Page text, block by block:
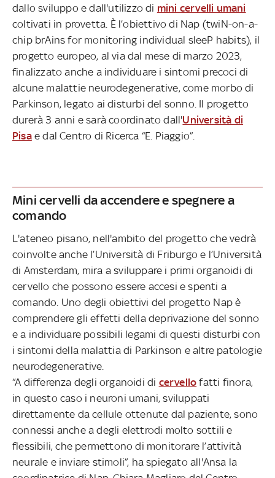
dallo sviluppo e dall'utilizzo di mini cervelli umani
coltivati in provetta. È l’obiettivo di Nap (twiN-on-a-
chip brAins for monitoring individual sleeP habits), il
progetto europeo, al via dal mese di marzo 2023,
finalizzato anche a individuare i sintomi precoci di
alcune malattie neurodegenerative, come morbo di
Parkinson, legato ai disturbi del sonno. Il progetto
durerà 3 anni e sarà coordinato dall'Università di
Pisae dal Centro di Ricerca “E. Piaggio”.
Mini cervelli da accendere e spegnere a
comando
L'ateneo pisano, nell'ambito del progetto che vedrà
coinvolte anche l’Università di Friburgo e l’Università
di Amsterdam, mira a sviluppare i primi organoidi di
cervello che possono essere accesi e spenti a
comando. Uno degli obiettivi del progetto Nap è
comprendere gli effetti della deprivazione del sonno
e a individuare possibili legami di questi disturbi con
i sintomi della malattia di Parkinson e altre patologie
neurodegenerative.
“A differenza degli organoidi di cervello fatti finora,
in questo caso i neuroni umani, sviluppati
direttamente da cellule ottenute dal paziente, sono
connessi anche a degli elettrodi molto sottili e
flessibili, che permettono di monitorare l’attività
neurale e inviare stimoli”, ha spiegato all'Ansa la